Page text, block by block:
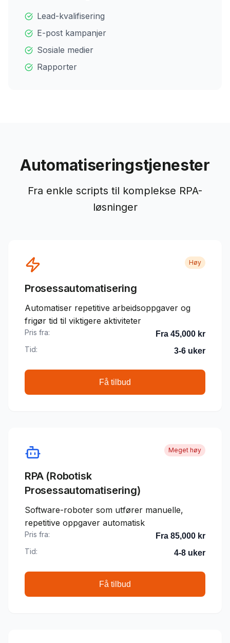
Lead-kvalifisering
E-post kampanjer
Sosiale medier
Rapporter
Automatiseringstjenester
Fra enkle scripts til komplekse RPA-
løsninger
Høy
Prosessautomatisering
Automatiser repetitive arbeidsoppgaver og
frigør tid til viktigere aktiviteter
Pris fra:
Fra 45,000 kr
Tid:
3-6 uker
Få tilbud
Meget høy
RPA (Robotisk
Prosessautomatisering)
Software-roboter som utfører manuelle,
repetitive oppgaver automatisk
Pris fra:
Fra 85,000 kr
Tid:
4-8 uker
Få tilbud